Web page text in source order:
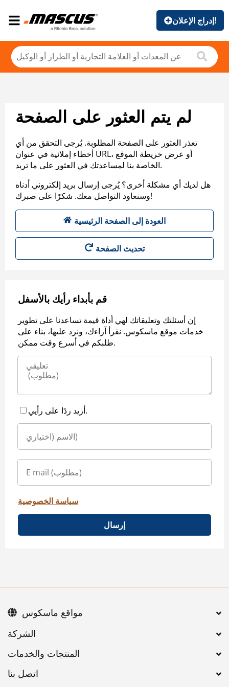
إدراج الإعلان!
لم يتم العثور على الصفحة
تعذر العثور على الصفحة المطلوبة. يُرجى التحقق من أي
أخطاء إملائية في عنوان URL، أو عرض خريطة الموقع
الخاصة بنا لمساعدتك في العثور على ما تريد.
هل لديك أي مشكلة أخرى؟ يُرجى إرسال بريد إلكتروني أدناه
وسنعاود التواصل معك. شكرًا على صبرك!
العودة إلى الصفحة الرئيسية
تحديث الصفحة
قم بأبداء رأيك بالأسفل
إن أسئلتك وتعليقاتك لهي أداة قيمة تساعدنا على تطوير
خدمات موقع ماسكوس. نقرأ آراءك، ونرد عليها، بناء على
طلبكم في أسرع وقت ممكن.
أريد ردًا على رأيي.
سياسة الخصوصية
إرسال
اتصل بنا
مواقع ماسكوس